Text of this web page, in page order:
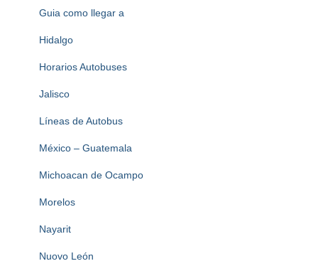
Guia como llegar a
Hidalgo
Horarios Autobuses
Jalisco
Líneas de Autobus
México – Guatemala
Michoacan de Ocampo
Morelos
Nayarit
Nuovo León